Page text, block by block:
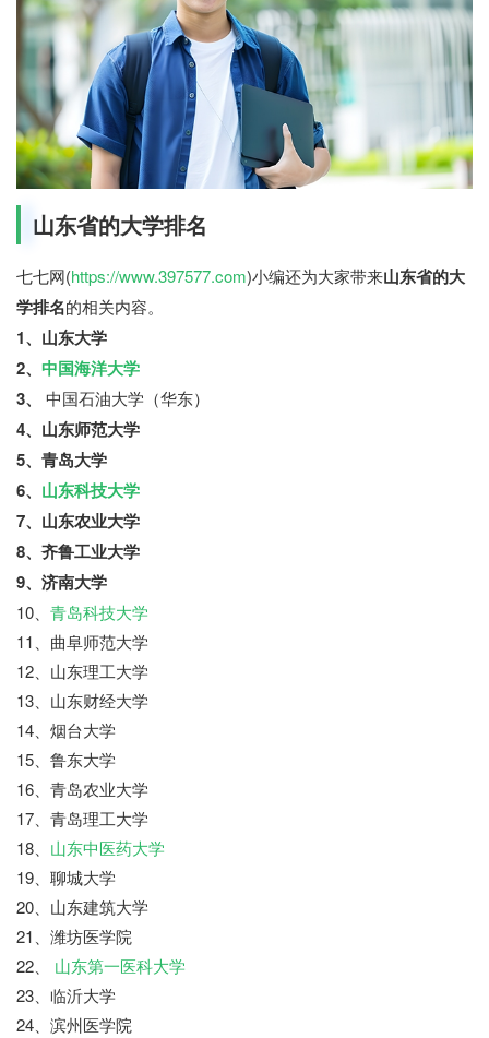
山东省的大学排名
七七网(https://www.397577.com)小编还为大家带来山东省的大
学排名的相关内容。
1、山东大学
2、 中国海洋大学
3、 中国石油大学（华东）
4、山东师范大学
5、青岛大学
6、 山东科技大学
7、山东农业大学
8、齐鲁工业大学
9、济南大学
10、 青岛科技大学
11、曲阜师范大学
12、山东理工大学
13、山东财经大学
14、烟台大学
15、鲁东大学
16、青岛农业大学
17、青岛理工大学
18、 山东中医药大学
19、聊城大学
20、山东建筑大学
21、潍坊医学院
22、 山东第一医科大学
23、临沂大学
24、滨州医学院